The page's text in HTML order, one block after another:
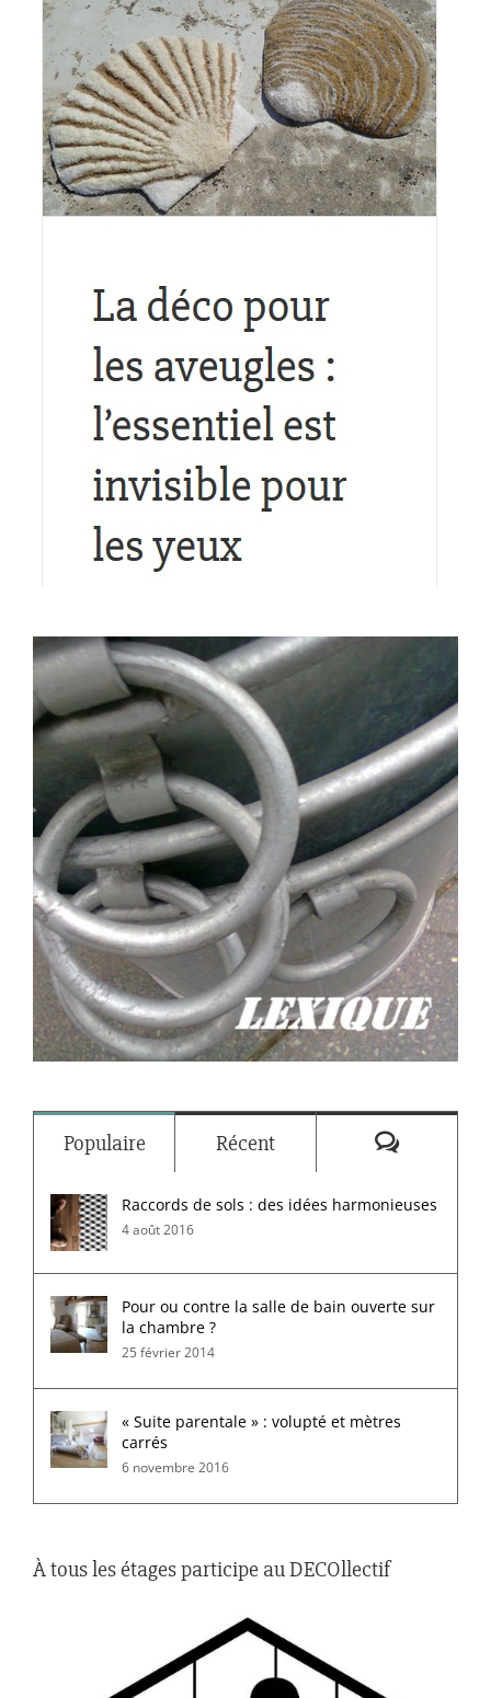
Populaire Récent
Raccords de sols : des idées harmonieuses
4 août 2016
Pour ou contre la salle de bain ouverte sur
la chambre ?
25 février 2014
« Suite parentale » : volupté et mètres
carrés
6 novembre 2016
À tous les étages participe au DECOllectif